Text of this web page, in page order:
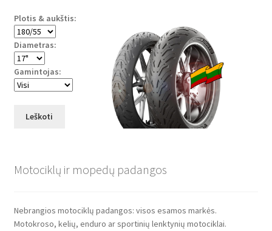
Plotis & aukštis:
Diametras:
Gamintojas:
Leškoti
Motociklų ir mopedų padangos
Nebrangios motociklų padangos: visos esamos markės.
Motokroso, kelių, enduro ar sportinių lenktynių motociklai.